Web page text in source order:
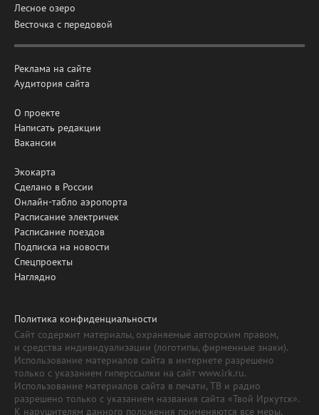
Лесное озеро
Весточка с передовой
Реклама на сайте
Аудитория сайта
О проекте
Написать редакции
Вакансии
Экокарта
Сделано в России
Онлайн-табло аэропорта
Расписание электричек
Расписание поездов
Подписка на новости
Спецпроекты
Наглядно
Политика конфиденциальности
Сайт содержит материалы, охраняемые авторским правом,
и средства индивидуализации (логотипы, фирменные знаки).
Использование материалов сайта в интернете разрешено
только с указанием гиперссылки на сайт www.irk.ru.
Использование материалов сайта в печати, ТВ и радио
разрешено только с указанием названия сайта «Твой Иркутск».
К нарушителям данного положения применяются все меры,